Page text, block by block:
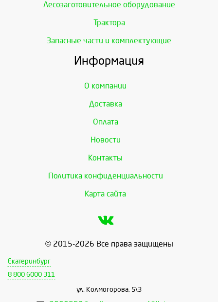
Лесозаготовительное оборудование
Трактора
Запасные части и комплектующие
Информация
О компании
Доставка
Оплата
Новости
Контакты
Политика конфиденциальности
Карта сайта
© 2015-2026 Все права защищены
Екатеринбург
8 800 6000 311
ул. Колмогорова, 5\3